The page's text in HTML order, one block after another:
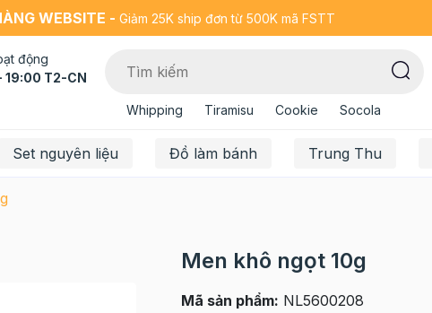
WEBSITE - Giảm 25K ship đơn từ 500K mã FSTT
động
19:00 T2-CN
Whipping Tiramisu Cookie Socola
Set nguyên liệu Đồ làm bánh Trung Thu
Men khô ngọt 10g
Mã sản phẩm: NL5600208